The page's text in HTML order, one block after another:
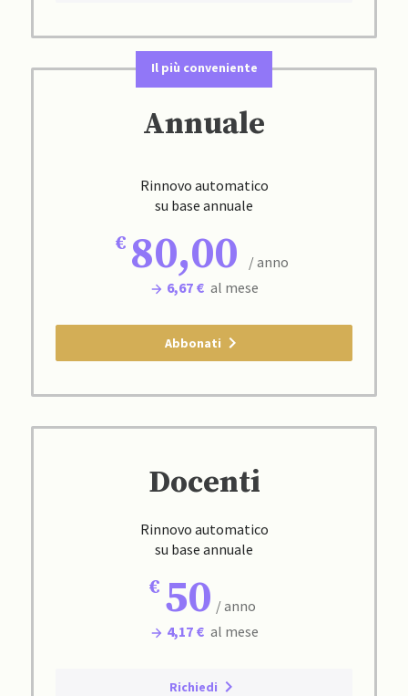
Il più conveniente
Annuale
Rinnovo automatico
su base annuale
80,00
/ anno
6,67 € al mese
Abbonati
Docenti
Rinnovo automatico
su base annuale
50 / anno
4,17 € al mese
Richiedi